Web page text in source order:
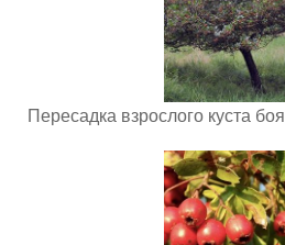
Пересадка взрослого куста